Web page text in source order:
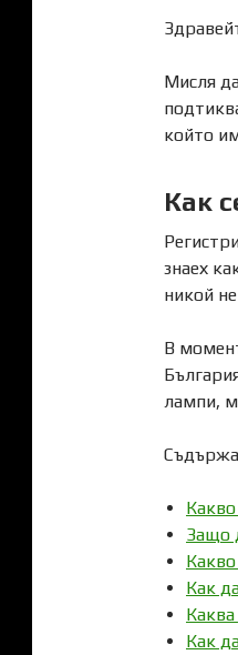
Мисля
който
Как
знаех
никой
В
лампи,
Защо
Как
Как